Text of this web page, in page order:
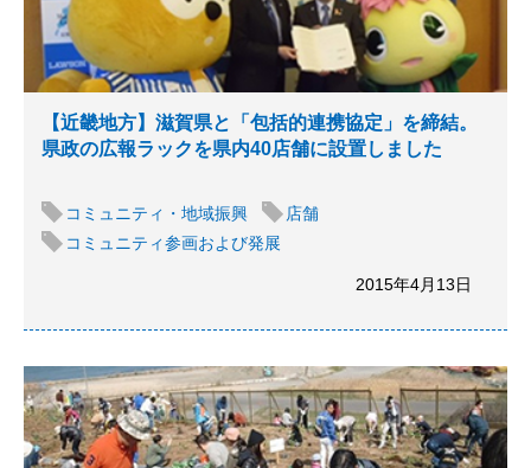
【近畿地方】滋賀県と「包括的連携協定」を締結。
県政の広報ラックを県内40店舗に設置しました
コミュニティ・地域振興
店舗
コミュニティ参画および発展
2015年4月13日